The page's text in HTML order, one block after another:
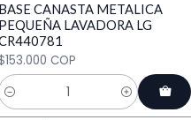
CANASTA METALICA
LAVADORA LG
COP